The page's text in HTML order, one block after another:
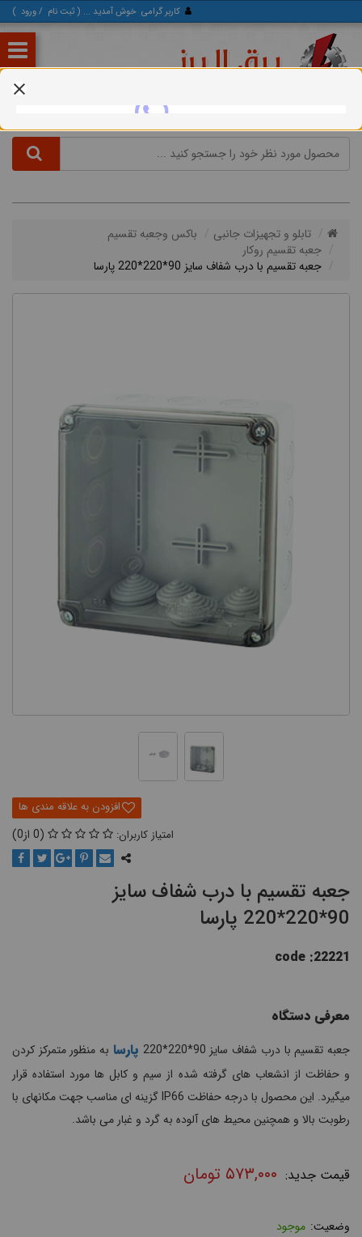
کاربر گرامی خوش آمدید ... ( ثبت‌ نام /ورود )
تابلو و تجهیزات جانبی
باکس وجعبه تقسیم
جعبه تقسیم روکار
جعبه تقسیم با درب شفاف سایز 90*220*220 پارسا
0
0
جعبه تقسیم با درب شفاف سایز
90*220*220 پارسا
code :22221
معرفی دستگاه
جعبه تقسیم با درب شفاف سایز 90*220*220 پارسا به منظور متمرکز کردن
و حفاظت از انشعاب های گرفته شده از سیم و کابل ها مورد استفاده قرار
میگیرد. این محصول با درجه حفاظت IP66 گزینه ای مناسب جهت مکانهای با
رطوبت بالا و همچنین محیط های آلوده به گرد و غبار می باشد.
۵۷۳,۰۰۰ تومان
موجود